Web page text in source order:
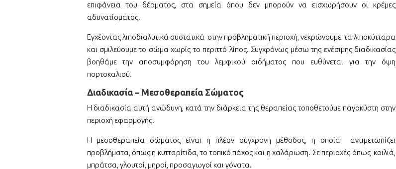
επιφάνεια του δέρματος, στα σημεία όπου δεν μπορούν να εισχωρήσουν οι κρέμες
αδυνατίσματος.
Εγχέοντας λιποδιαλυτικά συστατικά στην προβληματική περιοχή, νεκρώνουμε τα λιποκύτταρα
και σμιλεύουμε το σώμα χωρίς το περιττό λίπος. Συγχρόνως μέσω της ενέσιμης διαδικασίας
βοηθάμε την αποσυμφόρηση του λεμφικού οιδήματος που ευθύνεται για την όψη
πορτοκαλιού.
Διαδικασία – Μεσοθεραπεία Σώματος
Η διαδικασία αυτή ανώδυνη, κατά την διάρκεια της θεραπείας τοποθετούμε παγοκύστη στην
περιοχή εφαρμογής.
Η μεσοθεραπεία σώματος είναι η πλέον σύγχρονη μέθοδος, η οποία αντιμετωπίζει
προβλήματα, όπως η κυτταρίτιδα, το τοπικό πάχος και η χαλάρωση. Σε περιοχές όπως κοιλιά,
μπράτσα, γλουτοί, μηροί, προσαγωγοί και γόνατα.